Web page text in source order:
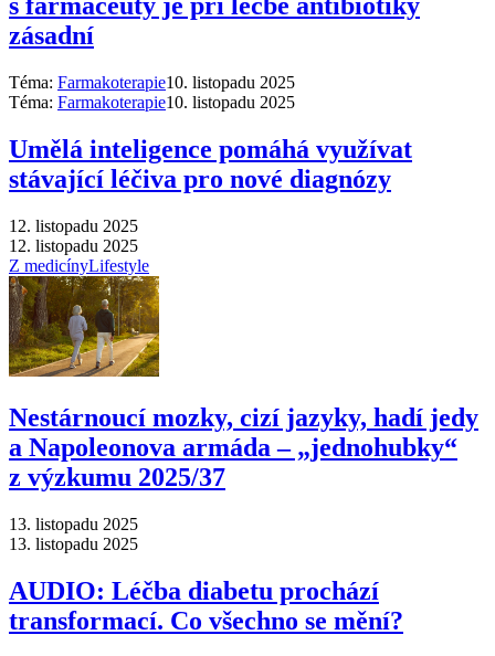
zásadní
Téma: Farmakoterapie10. listopadu 2025
Téma: Farmakoterapie10. listopadu 2025
Umělá inteligence pomáhá využívat
stávající léčiva pro nové diagnózy
12. listopadu 2025
12. listopadu 2025
Z medicínyLifestyle
Nestárnoucí mozky, cizí jazyky, hadí jedy
a Napoleonova armáda –⁠ „jednohubky“
z výzkumu 2025/37
13. listopadu 2025
13. listopadu 2025
AUDIO: Léčba diabetu prochází
transformací. Co všechno se mění?